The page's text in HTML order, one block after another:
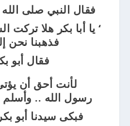
فقال النبي صلى
‘ يا أبا بكر هلا تركت
فذهبنا نحن
فقال أبو
لأنت أحق أن
رسول الله .. وأسلم
فبكى سيدنا أبو